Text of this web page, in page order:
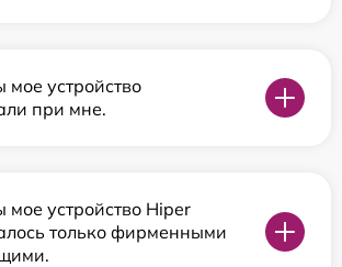
мое устройство
при мне.
мое устройство Hiper
только фирменными